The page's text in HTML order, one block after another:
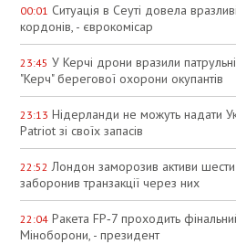
00:01 Ситуація в Сеуті довела
кордонів, - єврокомісар
23:45 У Керчі дрони вразили
"Керч" берегової охорони окупантів
23:13 Нідерланди не можуть надати
Patriot зі своїх запасів
22:52 Лондон заморозив активи шести
заборонив транзакції через них
22:04 Ракета FP‑7 проходить
Міноборони, - президент